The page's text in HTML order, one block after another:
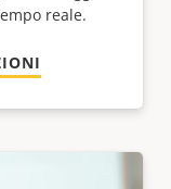
reale.